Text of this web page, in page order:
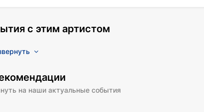
вкуса.
кино и телевидения имени И. К. Карпенко-
с этим артистом
на наши актуальные события